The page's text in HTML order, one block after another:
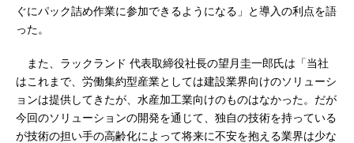
ぐにパック詰め作業に参加できるようになる」と導入の利点を語
った。
また、ラックランド 代表取締役社長の望月圭一郎氏は「当社
はこれまで、労働集約型産業としては建設業界向けのソリューシ
ョンは提供してきたが、水産加工業向けのものはなかった。だが
今回のソリューションの開発を通じて、独自の技術を持っている
が技術の担い手の高齢化によって将来に不安を抱える業界は少な